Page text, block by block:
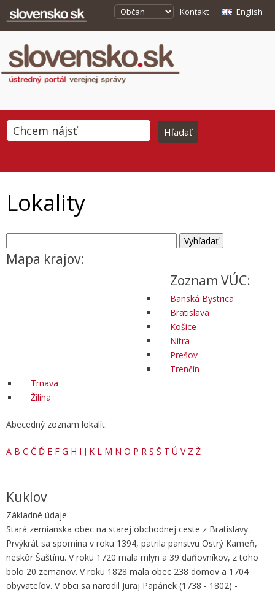
Kontakt English
Lokality
Mapa krajov:
Zoznam VÚC:
Banská Bystrica
Bratislava
Košice
Nitra
Prešov
Trenčín
Trnava
Žilina
Abecedný zoznam lokalít:
A B C Č Ď E F G H I J K L M N O P R S Š T Ú V Z Ž
Kuklov
Základné údaje
Stará zemianska obec na starej obchodnej ceste z Bratislavy.
Prvýkrát sa spomína v roku 1394, patrila panstvu Ostrý Kameň,
neskôr Šaštínu. V roku 1720 mala mlyn a 39 daňovníkov, z toho
bolo 20 zemanov. V roku 1828 mala obec 238 domov a 1704
obyvateľov. V obci sa narodil Juraj Papánek (1738 - 1802) -